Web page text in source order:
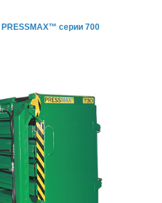
PRESSMAX™ серии 700